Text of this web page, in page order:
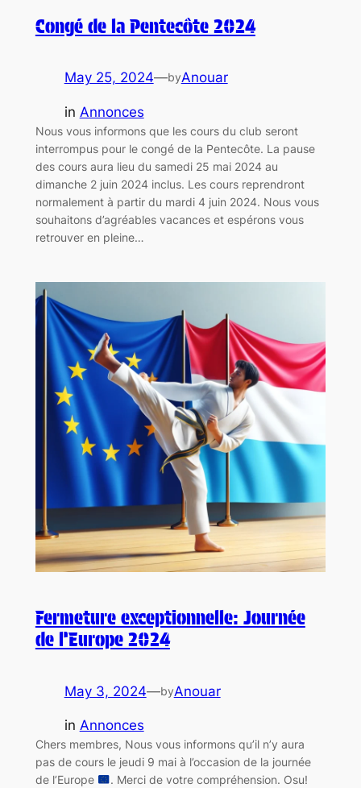
Congé de la Pentecôte 2024
May 25, 2024—byAnouar
in Annonces
Nous vous informons que les cours du club seront
interrompus pour le congé de la Pentecôte. La pause
des cours aura lieu du samedi 25 mai 2024 au
dimanche 2 juin 2024 inclus. Les cours reprendront
normalement à partir du mardi 4 juin 2024. Nous vous
souhaitons d’agréables vacances et espérons vous
retrouver en pleine…
Fermeture exceptionnelle: Journée
de l’Europe 2024
May 3, 2024—byAnouar
in Annonces
Chers membres, Nous vous informons qu’il n’y aura
pas de cours le jeudi 9 mai à l’occasion de la journée
de l’Europe
. Merci de votre compréhension. Osu!